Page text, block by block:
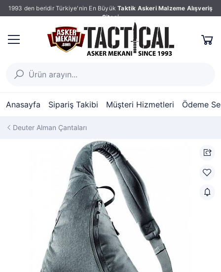
1993 den beridir Türkiye'nin En Büyük Taktik Askeri Malzeme Alışveriş
Sitesi
Anasayfa Sipariş Takibi Müşteri Hizmetleri Ödeme
Deuter Alman Çantaları